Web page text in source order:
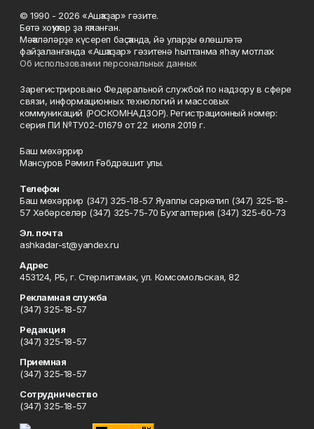
© 1990 - 2026 «Ашҡаҙар» гәзите.
Бөтә хоҡуҡтар ҙа яҡланған.
Мәҡәләләрҙе күсереп баҫҡанда, йә уларҙы өлөшләтә
файҙаланғанда «Ашҡаҙар» гәзитенә һылтанма яһау мотлаҡ.
Об использовании персональных данных
Зарегистрировано Федеральной службой по надзору в сфере
связи, информационных технологий и массовых
коммуникаций (РОСКОМНАДЗОР). Регистрационный номер:
серия ПИ №ТУ02-01679 от 22 июля 2019 г.
Баш мөхәррир
Мансуров Рәмил Ғәбдрәшит улы.
Телефон
Баш мөхәррир (347) 325-18-57 Яуаплы сәркәтип (347) 325-18-
57 Хәбәрселәр (347) 325-75-70 Бухгалтерия (347) 325-60-73
Эл. почта
ashkadar-st@yandex.ru
Адрес
453124, РБ, г. Стерлитамак, ул. Комсомольская, 82
Рекламная служба
(347) 325-18-57
Редакция
(347) 325-18-57
Приемная
(347) 325-18-57
Сотрудничество
(347) 325-18-57